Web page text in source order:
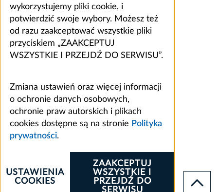
wykorzystujemy pliki cookie, i
potwierdzić swoje wybory. Możesz też
od razu zaakceptować wszystkie pliki
przyciskiem „ZAAKCEPTUJ
WSZYSTKIE I PRZEJDŹ DO SERWISU”.
Zmiana ustawień oraz więcej informacji
o ochronie danych osobowych,
ochronie praw autorskich i plikach
cookies dostępne są na stronie Polityka
prywatności.
ZAAKCEPTUJ
WSZYSTKIE I
PRZEJDŹ DO
SERWISU
USTAWIENIA
COOKIES